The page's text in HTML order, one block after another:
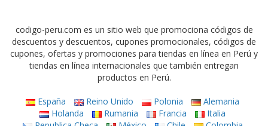
codigo-peru.com es un sitio web que promociona códigos de
descuentos y descuentos, cupones promocionales, códigos de
cupones, ofertas y promociones para tiendas en línea en Perú y
tiendas en línea internacionales que también entregan
productos en Perú.
España Reino Unido Polonia
Alemania
Holanda
Rumania Francia
Italia